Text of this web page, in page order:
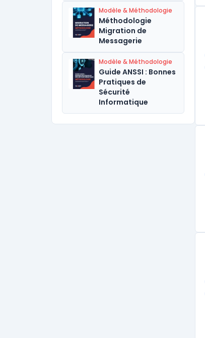
Modèle & Méthodologie
Méthodologie
Migration de
Messagerie
Modèle & Méthodologie
Guide ANSSI : Bonnes
Pratiques de
Sécurité
Informatique